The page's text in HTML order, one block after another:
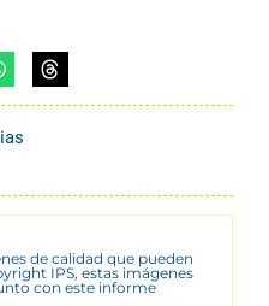
de calidad que pueden
IPS, estas imágenes
con este informe